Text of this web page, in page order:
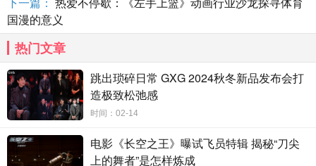
大众视野。达人@小白和橙子 用吹头发呈现两代人的
浪漫家庭氛围，@刘梓豪 、@塔塔可可 帮女友吹头发
做造型，过程搞笑又温馨，达人情侣间浪漫十足的吹
头发互动引发站内花式撒狗粮热潮；最终话题#一年一
度撒狗粮大赛 荣登抖音挑战榜TOP14、抖音种草榜
TOP15。
国漫的意义
热门文章
跳出琐碎日常 GXG 2024秋冬新品发布会打
造极致松弛感
时间：02-14
电影《长空之王》曝试飞员特辑 揭秘“刀尖
上的舞者”是怎样炼成